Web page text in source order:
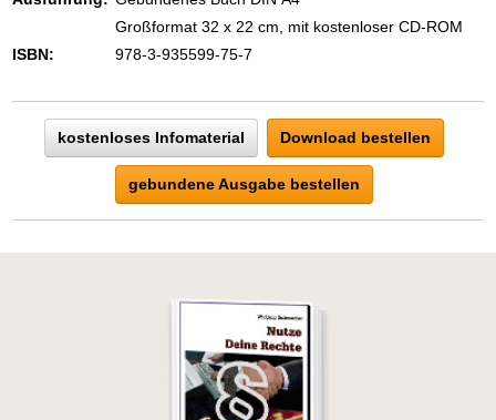
Großformat 32 x 22 cm, mit kostenloser CD-ROM
ISBN:
978-3-935599-75-7
kostenloses Infomaterial Download bestellen
gebundene Ausgabe bestellen